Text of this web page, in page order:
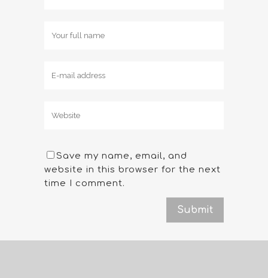
Save my name, email, and
website in this browser for the next
time I comment.